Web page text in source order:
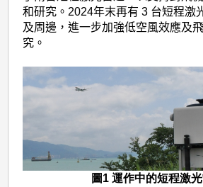
和研究。2024年末再有 3 台短程激
及周邊，進一步加強低空風效應及
究。
圖1 運作中的短程激